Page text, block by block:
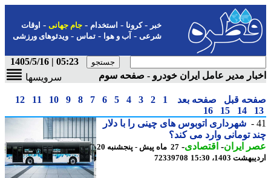
-کرونا-استخدام- جام جهانی-اوقات
شرعی-آب و هوا-تماس-ویدئوهای ورزشی
05:23 | 1405/5/16
مدیر عامل ایران خودرو - صفحه سوم
سرویسها
قبل صفحه بعد 1
2
3
4
5
6
7
8
9
10
11
12
14
15
16
شهرداری اتوبوس های چینی را با دلار
تومانی وارد می کند؟
ایران- اقتصادی-
27 ماه پیش - پنجشنبه 20
1403، 15:30
72339708